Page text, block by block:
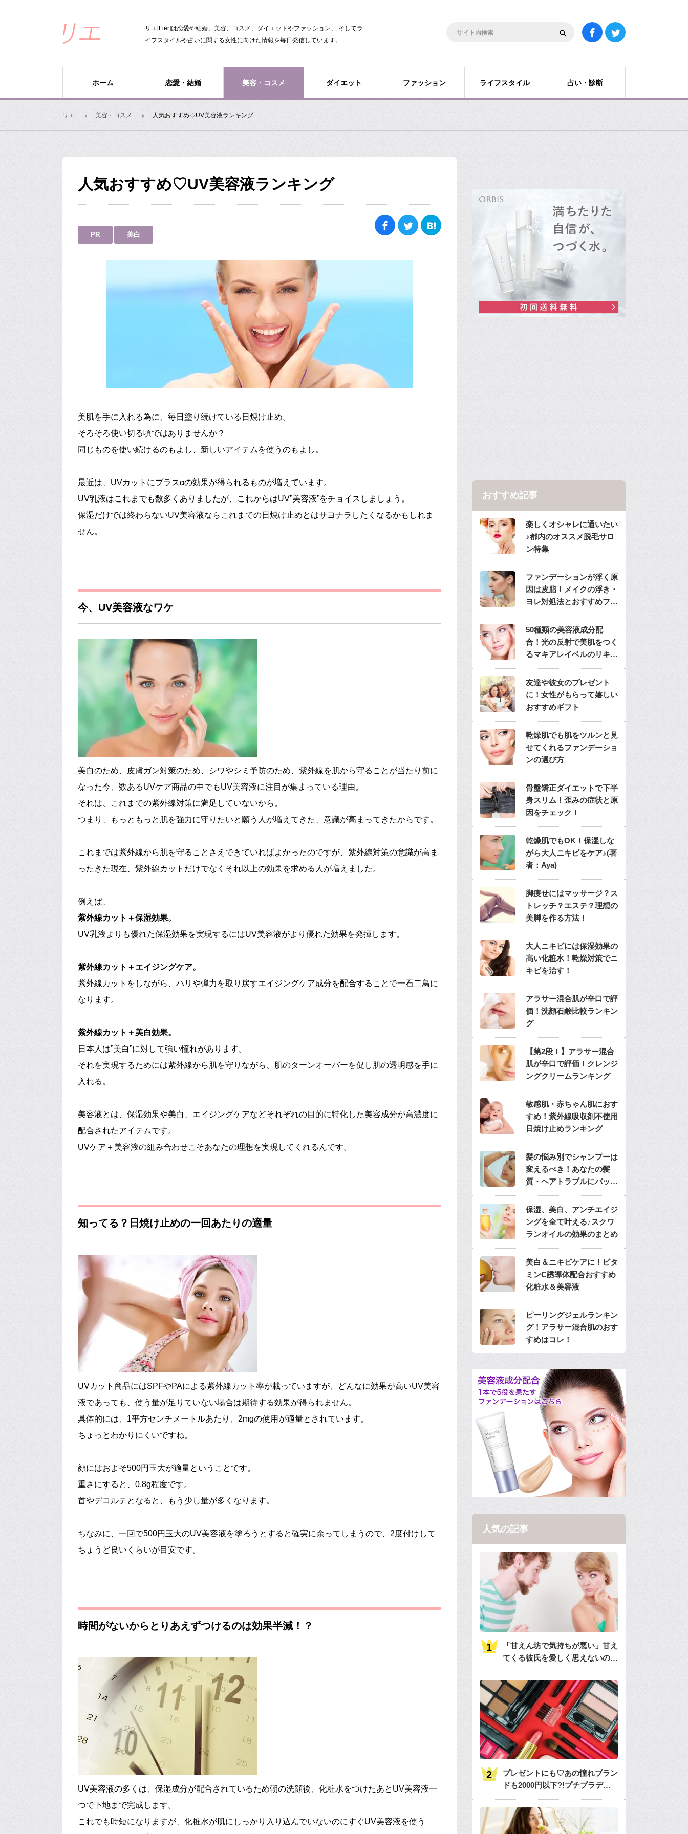
リエ[Lier]は恋愛や結婚、美容、コスメ、ダイエットやファッション、 そしてラ
イフスタイルや占いに関する女性に向けた情報を毎日発信しています。
ホーム 恋愛・結婚 美容・コスメ ダイエット ファッション ライフスタイル 占い・診断
リエ 美容・コスメ 人気おすすめ♡UV美容液ランキング
人気おすすめ♡UV美容液ランキング
PR 美白
美肌を手に入れる為に、毎日塗り続けている日焼け止め。
そろそろ使い切る頃ではありませんか？
同じものを使い続けるのもよし、新しいアイテムを使うのもよし。
最近は、UVカットにプラスαの効果が得られるものが増えています。
UV乳液はこれまでも数多くありましたが、これからはUV”美容液”をチョイスしましょう。
保湿だけでは終わらないUV美容液ならこれまでの日焼け止めとはサヨナラしたくなるかもしれま
せん。
今、UV美容液なワケ
美白のため、皮膚ガン対策のため、シワやシミ予防のため、紫外線を肌から守ることが当たり前に
なった今、数あるUVケア商品の中でもUV美容液に注目が集まっている理由。
それは、これまでの紫外線対策に満足していないから。
つまり、もっともっと肌を強力に守りたいと願う人が増えてきた、意識が高まってきたからです。
これまでは紫外線から肌を守ることさえできていればよかったのですが、紫外線対策の意識が高ま
ったきた現在、紫外線カットだけでなくそれ以上の効果を求める人が増えました。
例えば、
紫外線カット＋保湿効果。
UV乳液よりも優れた保湿効果を実現するにはUV美容液がより優れた効果を発揮します。
紫外線カット＋エイジングケア。
紫外線カットをしながら、ハリや弾力を取り戻すエイジングケア成分を配合することで一石二鳥に
なります。
紫外線カット＋美白効果。
日本人は”美白”に対して強い憧れがあります。
それを実現するためには紫外線から肌を守りながら、肌のターンオーバーを促し肌の透明感を手に
入れる。
美容液とは、保湿効果や美白、エイジングケアなどそれぞれの目的に特化した美容成分が高濃度に
配合されたアイテムです。
UVケア＋美容液の組み合わせこそあなたの理想を実現してくれるんです。
知ってる？日焼け止めの一回あたりの適量
UVカット商品にはSPFやPAによる紫外線カット率が載っていますが、どんなに効果が高いUV美容
液であっても、使う量が足りていない場合は期待する効果が得られません。
具体的には、1平方センチメートルあたり、2mgの使用が適量とされています。
ちょっとわかりにくいですね。
顔にはおよそ500円玉大が適量ということです。
重さにすると、0.8g程度です。
首やデコルテとなると、もう少し量が多くなります。
ちなみに、一回で500円玉大のUV美容液を塗ろうとすると確実に余ってしまうので、2度付けして
ちょうど良いくらいが目安です。
時間がないからとりあえずつけるのは効果半減！？
UV美容液の多くは、保湿成分が配合されているため朝の洗顔後、化粧水をつけたあとUV美容液一
つで下地まで完成します。
これでも時短になりますが、化粧水が肌にしっかり入り込んでいないのにすぐUV美容液を使う
おすすめ記事
楽しくオシャレに通いたい
♪都内のオススメ脱毛サロ
ン特集
ファンデーションが浮く原
因は皮脂！メイクの浮き・
ヨレ対処法とおすすめファ
ンデ
50種類の美容液成分配
合！光の反射で美肌をつく
るマキアレイベルのリキッ
ドファンデ
友達や彼女のプレゼント
に！女性がもらって嬉しい
おすすめギフト
乾燥肌でも肌をツルンと見
せてくれるファンデーショ
ンの選び方
骨盤矯正ダイエットで下半
身スリム！歪みの症状と原
因をチェック！
乾燥肌でもOK！保湿しな
がら大人ニキビをケア♪(著
者：Aya)
脚痩せにはマッサージ？ス
トレッチ？エステ？理想の
美脚を作る方法！
大人ニキビには保湿効果の
高い化粧水！乾燥対策でニ
キビを治す！
アラサー混合肌が辛口で評
価！洗顔石鹸比較ランキン
グ
【第2段！】アラサー混合
肌が辛口で評価！クレンジ
ングクリームランキング
敏感肌・赤ちゃん肌におす
すめ！紫外線吸収剤不使用
日焼け止めランキング
髪の悩み別でシャンプーは
変えるべき！あなたの髪
質・ヘアトラブルにバッチ
リのシャンプーは？
保湿、美白、アンチエイジ
ングを全て叶える♪スクワ
ランオイルの効果のまとめ
美白＆ニキビケアに！ビタ
ミンC誘導体配合おすすめ
化粧水＆美容液
ピーリングジェルランキン
グ！アラサー混合肌のおす
すめはコレ！
人気の記事
「甘えん坊で気持ちが悪い」甘え
てくる彼氏を愛しく思えないのは
何故？
プレゼントにも♡あの憧れブラン
ドも2000円以下?!プチプラデパ
コス36選大特集♡